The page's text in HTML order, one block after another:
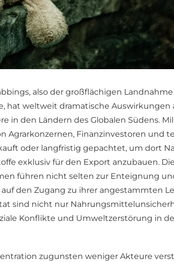
also der großflächigen
hat weltweit dramatische Auswirkungen
in den Ländern des Globalen Südens.
Agrarkonzernen, Finanzinvestoren und
oder langfristig gepachtet, um dort
exklusiv für den Export anzubauen.
führen nicht selten zur Enteignung
auf den Zugang zu ihrer angestammten
sind nicht nur
Konflikte und Umweltzerstörung in
zugunsten weniger Akteure